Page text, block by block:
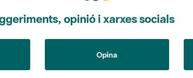
opinió i xarxes socials
Opina